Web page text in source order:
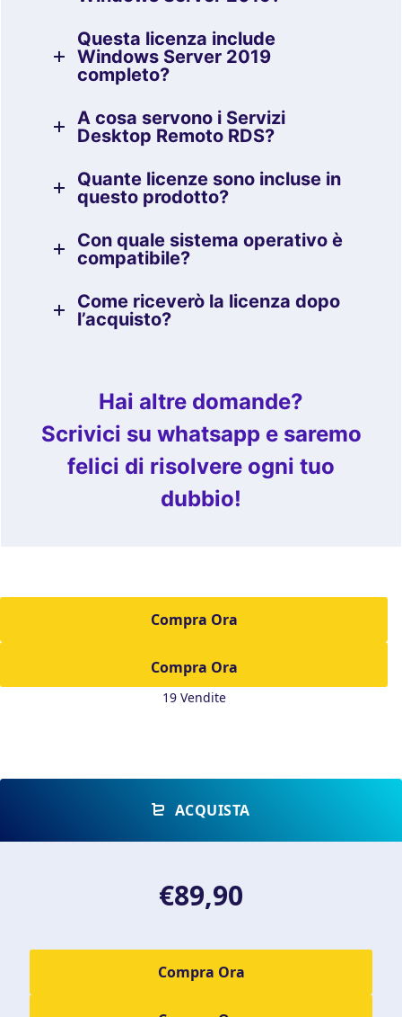
Questa licenza include
Windows Server 2019
completo?
A cosa servono i Servizi
Desktop Remoto RDS?
Quante licenze sono incluse in
questo prodotto?
Con quale sistema operativo è
compatibile?
Come riceverò la licenza dopo
l’acquisto?
Hai altre domande?
Scrivici su whatsapp e saremo
felici di risolvere ogni tuo
dubbio!
Compra Ora
19 Vendite
ACQUISTA
€89,90
Compra Ora